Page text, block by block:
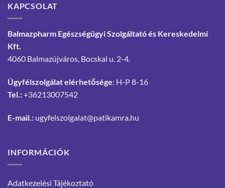
KAPCSOLAT
Balmazpharm Egészségügyi Szolgáltató és Kereskedelmi
Kft.
4060 Balmazújváros, Bocskai u. 2-4.
Ügyfélszolgálat elérhetősége: H-P 8-16
Tel.:+36213007542
E-mail.: ugyfelszolgalat@patikamra.hu
INFORMÁCIÓK
Adatkezelési Tájékoztató